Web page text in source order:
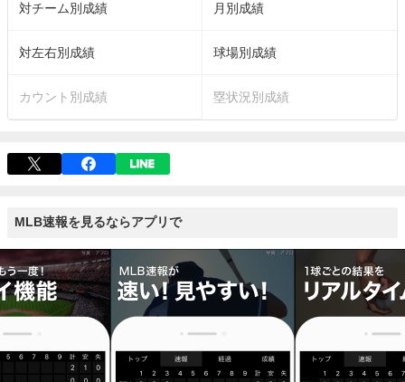
対チーム別成績 月別成績
対左右別成績 球場別成績
カウント別成績 塁状況別成績
MLB速報を見るならアプリで